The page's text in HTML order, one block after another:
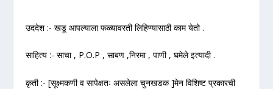
उददेश :- खडू आपल्याला फळ्यावरती लिहिण्यासाठी काम येतो .
साहित्य :- साचा , P.O.P , साबण ,निरमा , पाणी , घमेले इत्यादी .
कृती :- [सूक्ष्मकणी व सापेक्षतः असलेला चुनखडक ]मेन विशिष्ट प्रकारची